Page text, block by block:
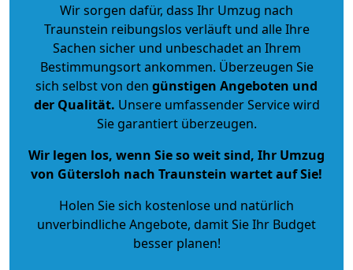
Wir sorgen dafür, dass Ihr Umzug nach
Traunstein reibungslos verläuft und alle Ihre
Sachen sicher und unbeschadet an Ihrem
Bestimmungsort ankommen. Überzeugen Sie
sich selbst von den günstigen Angeboten und
der Qualität. Unsere umfassender Service wird
Sie garantiert überzeugen.
Wir legen los, wenn Sie so weit sind, Ihr Umzug
von Gütersloh nach Traunstein wartet auf Sie!
Holen Sie sich kostenlose und natürlich
unverbindliche Angebote, damit Sie Ihr Budget
besser planen!